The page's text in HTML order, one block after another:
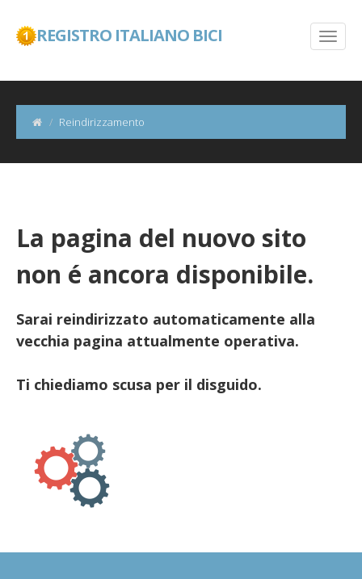
REGISTRO ITALIANO BICI
Reindirizzamento
La pagina del nuovo sito
non é ancora disponibile.
Sarai reindirizzato automaticamente alla
vecchia pagina attualmente operativa.
Ti chiediamo scusa per il disguido.